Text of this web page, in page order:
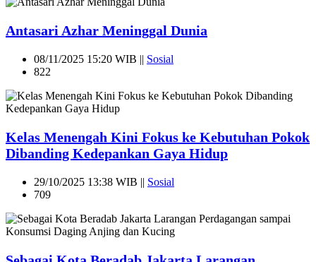
Antasari Azhar Meninggal Dunia
08/11/2025 15:20 WIB || Sosial
822
Kelas Menengah Kini Fokus ke Kebutuhan Pokok
Dibanding Kedepankan Gaya Hidup
29/10/2025 13:38 WIB || Sosial
709